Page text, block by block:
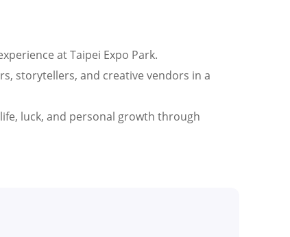
at Taipei Expo Park.
storytellers, and creative vendors in a
luck, and personal growth through